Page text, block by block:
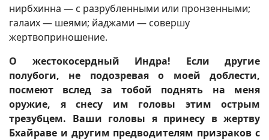
нирбхинна — с разрубленными или пронзенными;
галаих — шеями; йаджами — совершу
жертвоприношение.
О жестокосердный Индра! Если другие
полубоги, не подозревая о моей доблести,
посмеют вслед за тобой поднять на меня
оружие, я снесу им головы этим острым
трезубцем. Ваши головы я принесу в жертву
Бхайраве и другим предводителям призраков с